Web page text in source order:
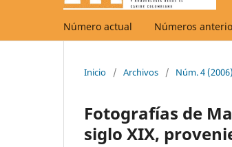
Número actual Números
Inicio / Archivos / Núm. 4 (2006)
Fotografías de
siglo XIX,